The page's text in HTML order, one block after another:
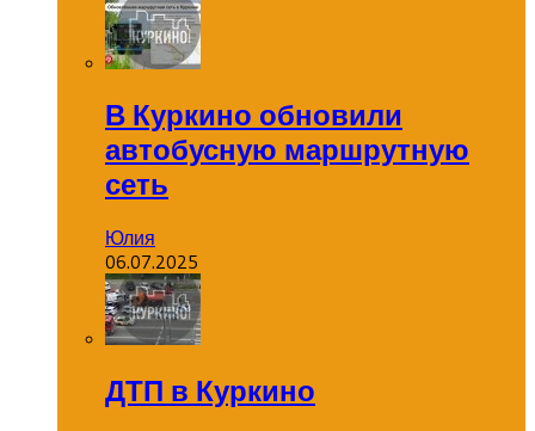
В Куркино обновили
автобусную маршрутную
сеть
Юлия
06.07.2025
ДТП в Куркино